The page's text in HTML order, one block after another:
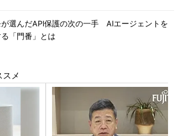
が選んだAPI保護の次の一手 AIエージェントを
「門番」とは
スメ